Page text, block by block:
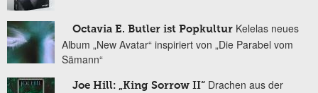
Octavia E. Butler ist Popkultur Kelelas neues
Album „New Avatar“ inspiriert von „Die Parabel vom
Sämann“
Joe Hill: „King Sorrow II“ Drachen aus der